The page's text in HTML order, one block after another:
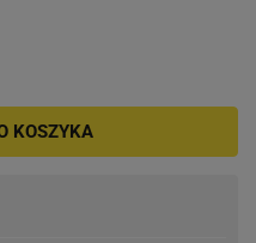
KOSZYKA